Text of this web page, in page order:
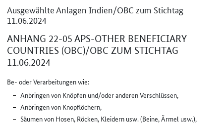
Ausgewählte Anlagen Indien/OBC zum Stichtag
11.06.2024
ANHANG 22-05 APS-OTHER BENEFICIARY
COUNTRIES (OBC)/OBC ZUM STICHTAG
11.06.2024
Be- oder Verarbeitungen wie:
Anbringen von Knöpfen und/oder anderen Verschlüssen,
Anbringen von Knopflöchern,
Säumen von Hosen, Röcken, Kleidern usw. (Beine, Ärmel usw.),